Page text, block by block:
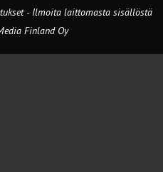
- Ilmoita laittomasta sisällöstä
Finland Oy